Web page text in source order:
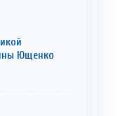
Ющенко